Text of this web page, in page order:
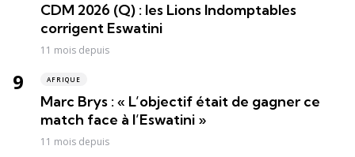
CDM 2026 (Q) : les Lions Indomptables
corrigent Eswatini
11 mois depuis
AFRIQUE
Marc Brys : « L’objectif était de gagner ce
match face à l’Eswatini »
11 mois depuis